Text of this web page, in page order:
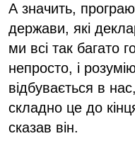
А значить,
держави, які
ми всі так багато
непросто, і
відбувається в
складно це до
сказав він.